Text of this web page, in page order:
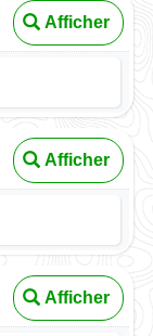
Afficher
Afficher
Afficher